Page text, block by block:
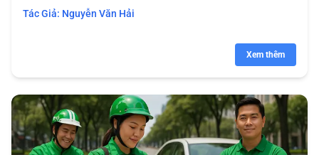
Tác Giả: Nguyễn Văn Hải
Xem thêm